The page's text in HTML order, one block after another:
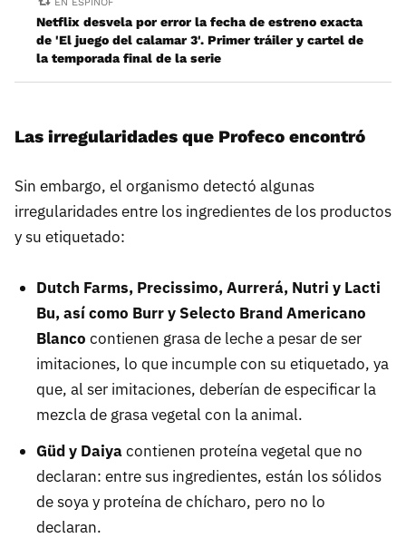
Netflix desvela por error la fecha de estreno exacta
de 'El juego del calamar 3'. Primer tráiler y cartel de
la temporada final de la serie
Las irregularidades que Profeco encontró
Sin embargo, el organismo detectó algunas
irregularidades entre los ingredientes de los productos
y su etiquetado:
Dutch Farms, Precissimo, Aurrerá, Nutri y Lacti
Bu, así como Burr y Selecto Brand Americano
Blanco contienen grasa de leche a pesar de ser
imitaciones, lo que incumple con su etiquetado, ya
que, al ser imitaciones, deberían de especificar la
mezcla de grasa vegetal con la animal.
Güd y Daiyacontienen proteína vegetal que no
declaran: entre sus ingredientes, están los sólidos
de soya y proteína de chícharo, pero no lo
declaran.